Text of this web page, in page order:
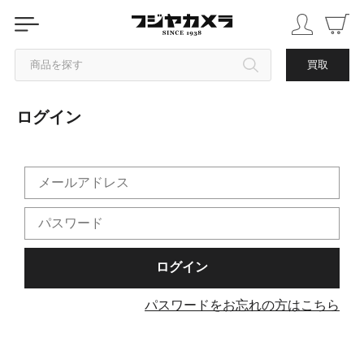
商品を探す 買取
カテゴリから探す
中古品を探す
ログイン
パスワードをお忘れの方はこちら